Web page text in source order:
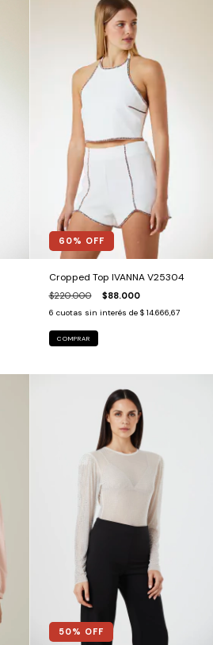
60% OFF
Cropped Top IVANNA V25304
$220.000 $88.000
6 cuotas sin interés de $ 14.666,67
COMPRAR
50% OFF